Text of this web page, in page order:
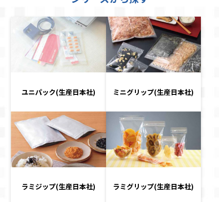
ユニパック(生産日本社) ミニグリップ(生産日本社)
ラミジップ(生産日本社) ラミグリップ(生産日本社)